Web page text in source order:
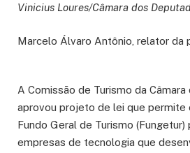
Vinicius Loures/Câmara dos
Marcelo Álvaro Antônio, relator da
A Comissão de Turismo da
aprovou projeto de lei que permite
Fundo Geral de Turismo
empresas de tecnologia que